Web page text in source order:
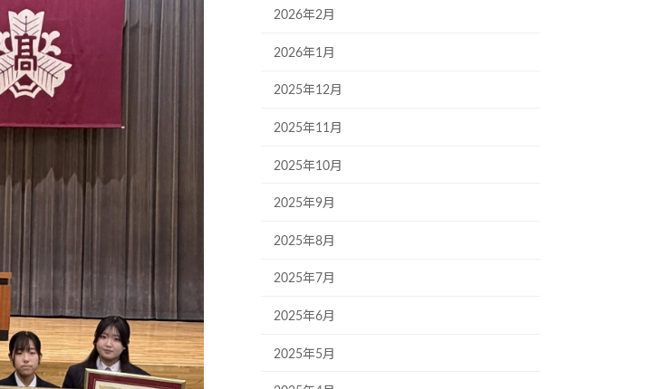
2026年2月
2026年1月
2025年12月
2025年11月
2025年10月
2025年9月
2025年8月
2025年7月
2025年6月
2025年5月